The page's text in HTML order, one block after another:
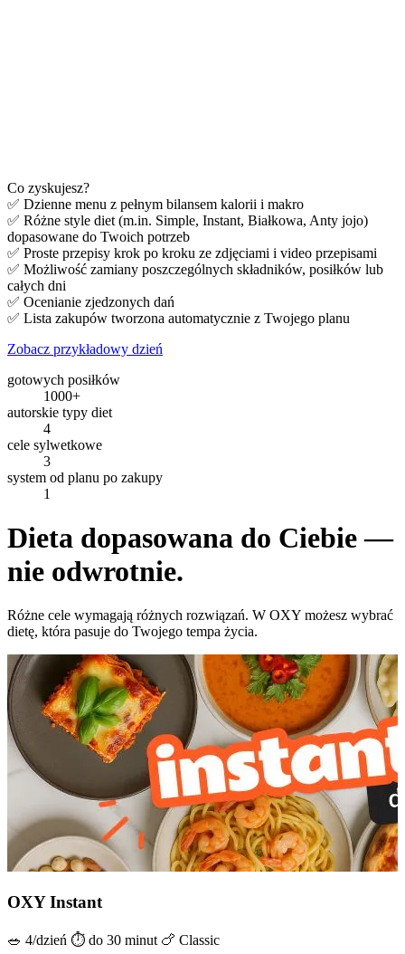
Co zyskujesz?
✅ Dzienne menu z pełnym bilansem kalorii i makro
✅ Różne style diet (m.in. Simple, Instant, Białkowa, Anty jojo)
dopasowane do Twoich potrzeb
✅ Proste przepisy krok po kroku ze zdjęciami i video przepisami
✅ Możliwość zamiany poszczególnych składników, posiłków lub
całych dni
✅ Ocenianie zjedzonych dań
✅ Lista zakupów tworzona automatycznie z Twojego planu
Zobacz przykładowy dzień
gotowych posiłków
1000+
autorskie typy diet
4
cele sylwetkowe
3
system od planu po zakupy
1
Dieta dopasowana do Ciebie —
nie odwrotnie.
Różne cele wymagają różnych rozwiązań. W OXY możesz wybrać
dietę, która pasuje do Twojego tempa życia.
OXY Instant
🥗 4/dzień ⏱ do 30 minut 🍗 Classic